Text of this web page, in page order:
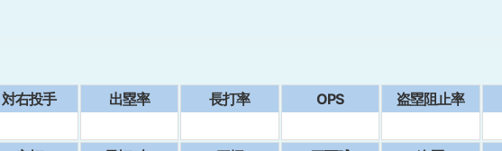
対右投手 出塁率 ⻑打率 OPS 盗塁阻止率